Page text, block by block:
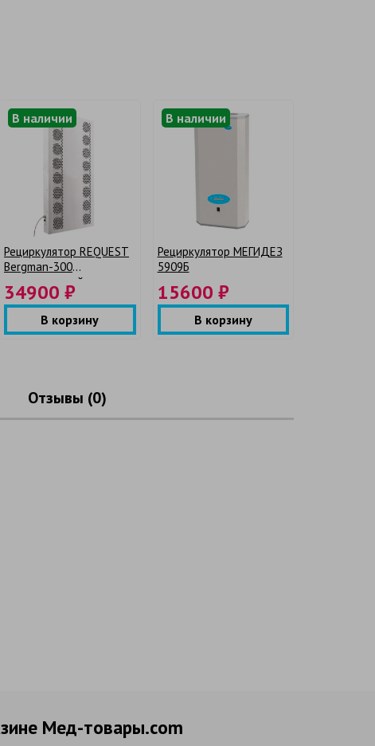
В наличии
Рециркулятор REQUEST
Bergman-300
промышленный
34900 ₽
В корзину
В наличии
Рециркулятор МЕГИДЕЗ
5909Б
15600 ₽
В корзину
Отзывы (0)
Мед-товары.com